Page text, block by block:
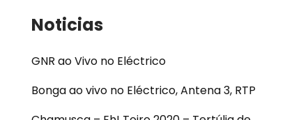
Noticias
GNR ao Vivo no Eléctrico
Bonga ao vivo no Eléctrico, Antena 3, RTP